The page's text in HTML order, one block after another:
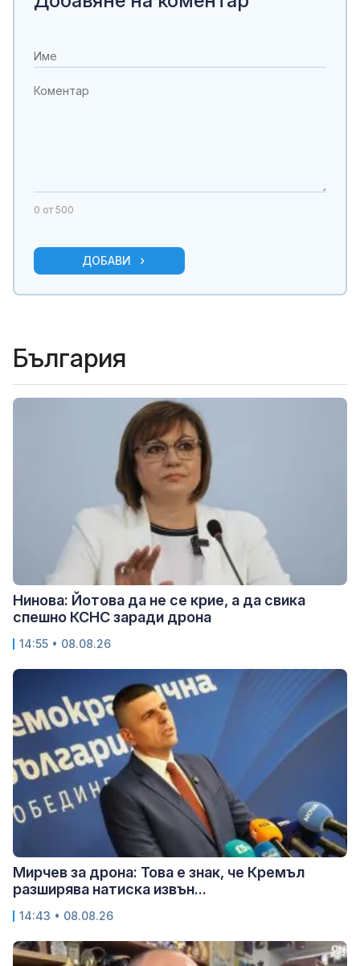
0 от 500
ДОБАВИ
България
Нинова: Йотова да не се крие, а да свика
спешно КСНС заради дрона
14:55 • 08.08.26
Мирчев за дрона: Това е знак, че Кремъл
разширява натиска извън...
14:43 • 08.08.26